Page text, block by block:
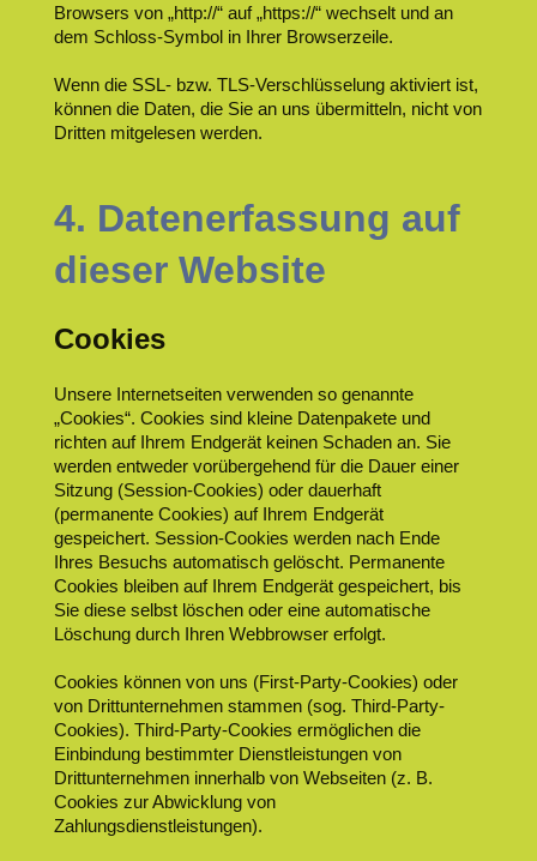
Browsers von „http://“ auf „https://“ wechselt und an
dem Schloss-Symbol in Ihrer Browserzeile.
Wenn die SSL- bzw. TLS-Verschlüsselung aktiviert ist,
können die Daten, die Sie an uns übermitteln, nicht von
Dritten mitgelesen werden.
4. Datenerfassung auf
dieser Website
Cookies
Unsere Internetseiten verwenden so genannte
„Cookies“. Cookies sind kleine Datenpakete und
richten auf Ihrem Endgerät keinen Schaden an. Sie
werden entweder vorübergehend für die Dauer einer
Sitzung (Session-Cookies) oder dauerhaft
(permanente Cookies) auf Ihrem Endgerät
gespeichert. Session-Cookies werden nach Ende
Ihres Besuchs automatisch gelöscht. Permanente
Cookies bleiben auf Ihrem Endgerät gespeichert, bis
Sie diese selbst löschen oder eine automatische
Löschung durch Ihren Webbrowser erfolgt.
Cookies können von uns (First-Party-Cookies) oder
von Drittunternehmen stammen (sog. Third-Party-
Cookies). Third-Party-Cookies ermöglichen die
Einbindung bestimmter Dienstleistungen von
Drittunternehmen innerhalb von Webseiten (z. B.
Cookies zur Abwicklung von
Zahlungsdienstleistungen).